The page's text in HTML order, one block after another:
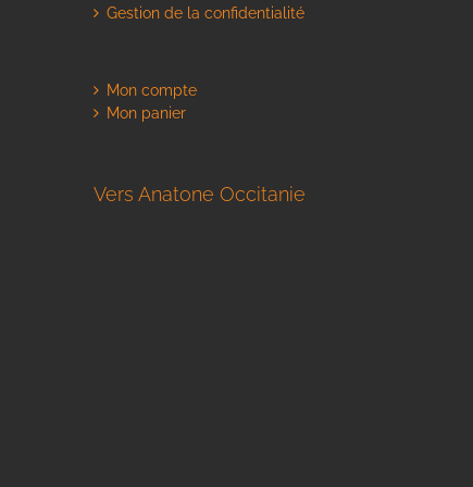
Gestion de la confidentialité
Mon compte
Mon panier
Vers Anatone Occitanie